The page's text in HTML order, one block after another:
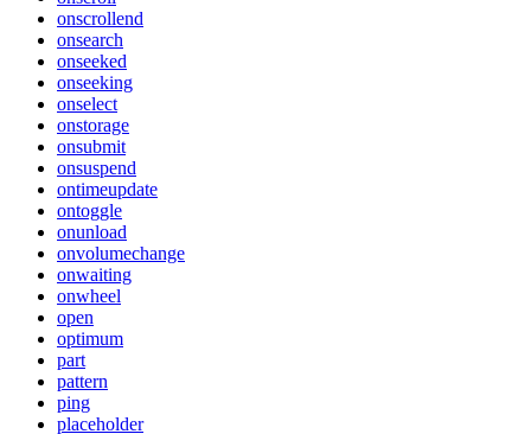
onscrollend
onsearch
onseeked
onseeking
onselect
onstorage
onsubmit
onsuspend
ontimeupdate
ontoggle
onunload
onvolumechange
onwaiting
onwheel
open
optimum
part
pattern
ping
placeholder